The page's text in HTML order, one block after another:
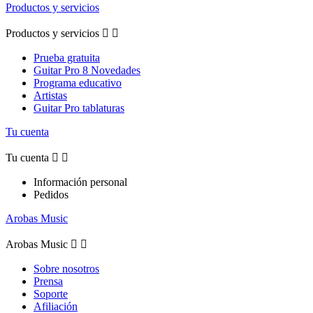
Productos y servicios
Productos y servicios  
Prueba gratuita
Guitar Pro 8 Novedades
Programa educativo
Artistas
Guitar Pro tablaturas
Tu cuenta
Tu cuenta  
Información personal
Pedidos
Arobas Music
Arobas Music  
Sobre nosotros
Prensa
Soporte
Afiliación